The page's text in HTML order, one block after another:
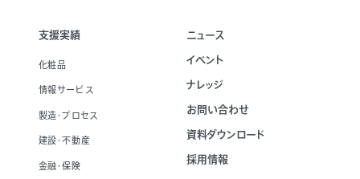
支援実績
化粧品
情報サービス
製造・プロセス
建設・不動産
金融・保険
ニュース
イベント
ナレッジ
お問い合わせ
資料ダウンロード
採用情報